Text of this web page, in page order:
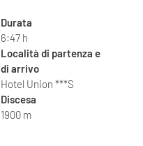
Durata
6:47 h
Località di partenza e
di arrivo
Hotel Union ***S
Discesa
1900 m